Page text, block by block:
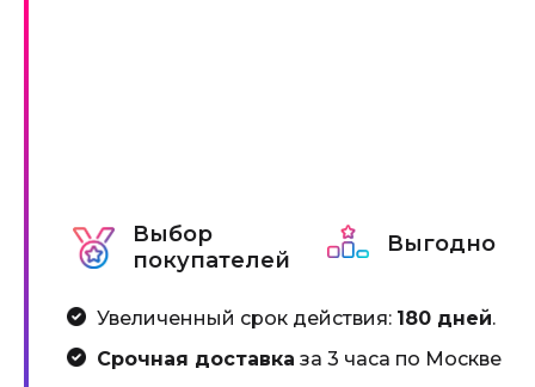
Выбор
покупателей
Выгодно
Увеличенный срок действия: 180 дней.
Срочная доставка за 3 часа по Москве